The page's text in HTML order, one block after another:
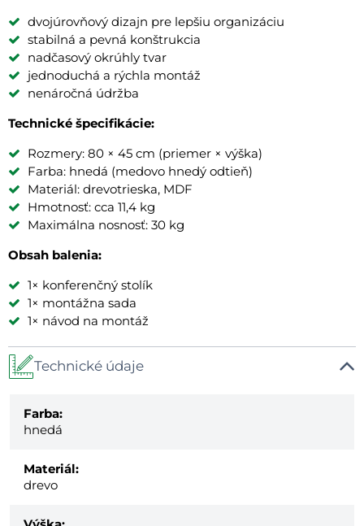
dvojúrovňový dizajn pre lepšiu organizáciu
stabilná a pevná konštrukcia
nadčasový okrúhly tvar
jednoduchá a rýchla montáž
nenáročná údržba
Technické špecifikácie:
Rozmery: 80 × 45 cm (priemer × výška)
Farba: hnedá (medovo hnedý odtieň)
Materiál: drevotrieska, MDF
Hmotnosť: cca 11,4 kg
Maximálna nosnosť: 30 kg
Obsah balenia:
1× konferenčný stolík
1× montážna sada
1× návod na montáž
Technické údaje
Farba:
hnedá
Materiál:
drevo